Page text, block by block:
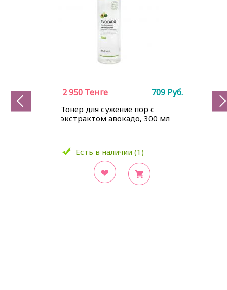
Тонер для сужение пор с
экстрактом авокадо, 300 мл
Есть в наличии (1)
2 950 Тенге 709 Руб.